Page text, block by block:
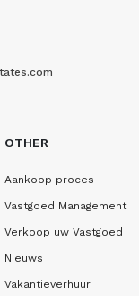
OTHER
Aankoop proces
Vastgoed Management
Verkoop uw Vastgoed
Nieuws
Vakantieverhuur